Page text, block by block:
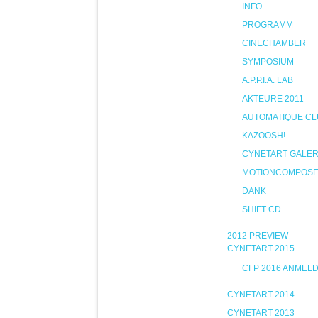
INFO
PROGRAMM
CINECHAMBER
SYMPOSIUM
A.P.P.I.A. LAB
AKTEURE 2011
AUTOMATIQUE
KAZOOSH!
CYNETART
DANK
SHIFT CD
2012 PREVIEW
CYNETART 2015
CFP 2016
CYNETART 2014
CYNETART 2013